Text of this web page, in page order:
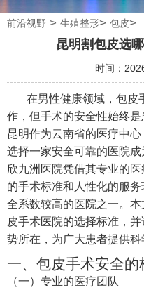
前沿视野 > 生殖整形> 包皮>
昆明割包皮选
时间：
在男性健康领域，包皮
作，但手术的安全性始终是
昆明作为云南省的医疗中
选择一家安全可靠的医院
欣九洲医院凭借其专业的
的手术标准和人性化的服
全系数较高的医院之一。
皮手术医院的选择标准，
势所在，为广大患者提供科
一、包皮手术安全的
（一）专业的医疗团队